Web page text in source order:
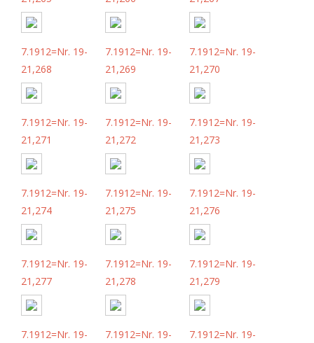
7.1912=Nr. 19-
21,268
7.1912=Nr. 19-
21,269
7.1912=Nr. 19-
21,270
7.1912=Nr. 19-
21,271
7.1912=Nr. 19-
21,272
7.1912=Nr. 19-
21,273
7.1912=Nr. 19-
21,274
7.1912=Nr. 19-
21,275
7.1912=Nr. 19-
21,276
7.1912=Nr. 19-
21,277
7.1912=Nr. 19-
21,278
7.1912=Nr. 19-
21,279
7.1912=Nr. 19-
7.1912=Nr. 19-
7.1912=Nr. 19-